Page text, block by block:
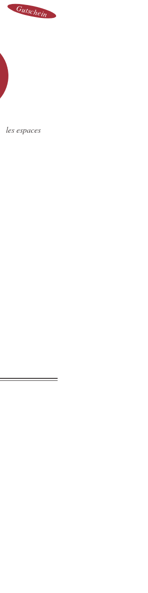
Gutschein
les espaces